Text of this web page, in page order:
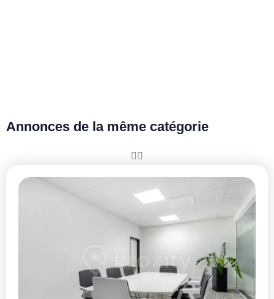
Annonces de la même catégorie